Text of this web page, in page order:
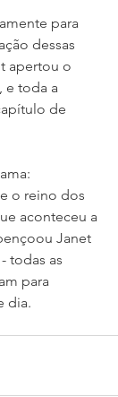
para
dessas
apertou o
e toda a
de
o reino dos
aconteceu a
Janet
todas as
para
dia.